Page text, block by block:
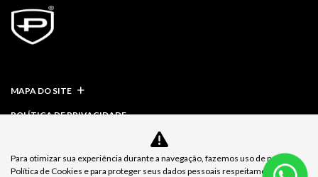
MAPA DO SITE
POLÍTICA DE PRIVACIDADE
Para otimizar sua experiência durante a navegação, fazemos uso de nossa
Política de Cookies e para proteger seus dados pessoais respeitamos nossa